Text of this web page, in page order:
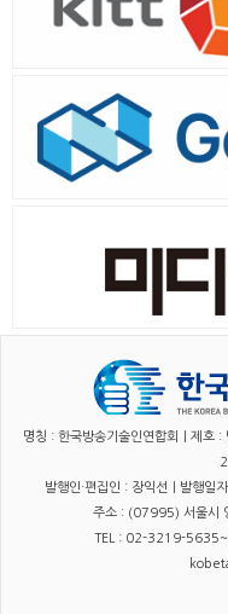
명칭 : 한국방송기술인연합회｜제호
발행인·편집인 : 장익선｜발행
주소 : (07995) 서울시
TEL : 02-3219-